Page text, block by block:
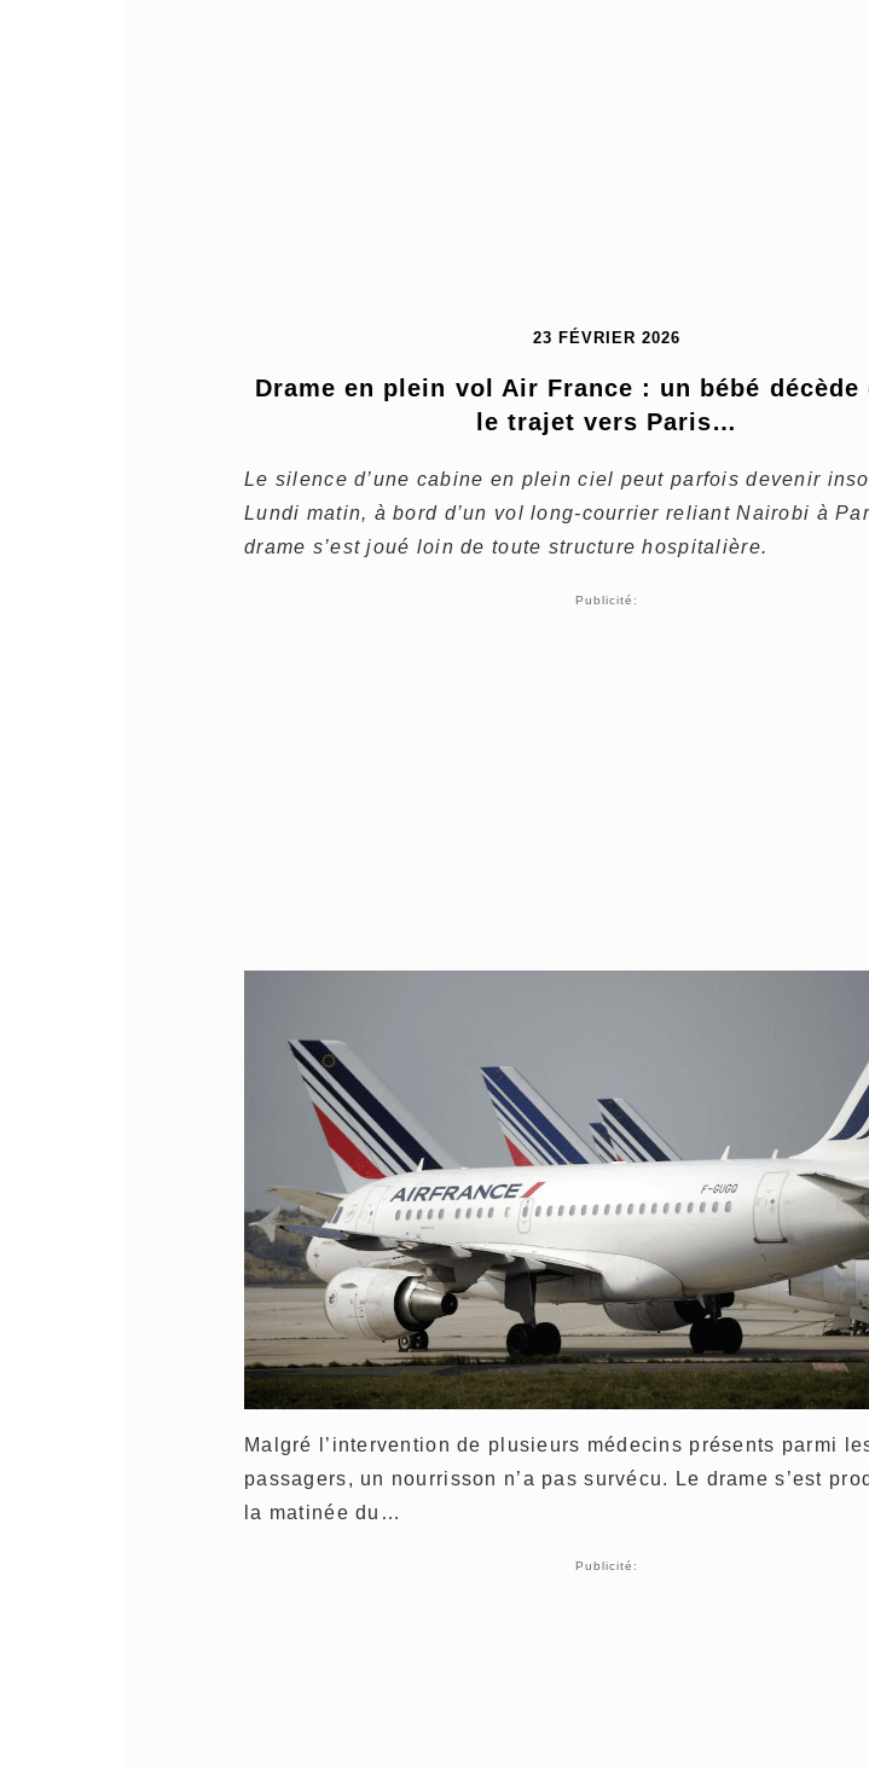
23 FÉVRIER 2026
Drame en plein vol Air France : un bébé décède
le trajet vers Paris…
Le silence d’une cabine en plein ciel peut parfois devenir
Lundi matin, à bord d’un vol long-courrier reliant Nairobi à
drame s’est joué loin de toute structure hospitalière.
Publicité:
Malgré l’intervention de plusieurs médecins présents parmi
passagers, un nourrisson n’a pas survécu. Le drame s’est
la matinée du…
Publicité: